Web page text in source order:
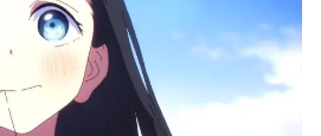
」
して
濃厚
ら…」→「快適そうでめちゃく
ちゃ羨ましい…（ﾌﾞﾙﾌﾞﾙ」＝
韓国の反応
韓国人「韓国に10年間の出場